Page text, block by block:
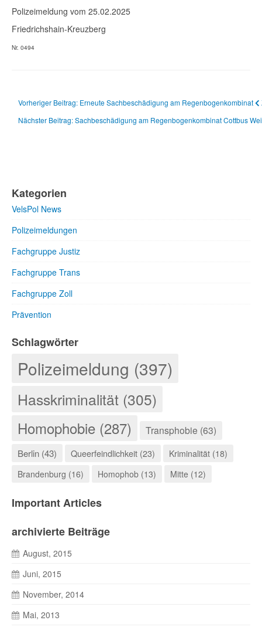
Polizeimeldung vom 25.02.2025
Friedrichshain-Kreuzberg
Nr. 0494
Vorheriger Beitrag: Erneute Sachbeschädigung am Regenbogenkombinat
Nächster Beitrag: Sachbeschädigung am Regenbogenkombinat Cottbus
Kategorien
VelsPol News
Polizeimeldungen
Fachgruppe Justiz
Fachgruppe Trans
Fachgruppe Zoll
Prävention
Schlagwörter
Polizeimeldung (397)
Hasskriminalität (305)
Homophobie (287)
Transphobie (63)
Berlin (43) Queerfeindlichkeit (23)
Kriminalität (18)
Brandenburg (16)
Homophob (13) Mitte (12)
Important Articles
archivierte Beiträge
August, 2015
Juni, 2015
November, 2014
Mai, 2013